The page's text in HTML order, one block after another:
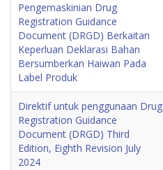
Pengemaskinian Drug
Registration Guidance
Document (DRGD) Berkaitan
Keperluan Deklarasi Bahan
Bersumberkan Haiwan Pada
Label Produk
Direktif untuk penggunaan Drug
Registration Guidance
Document (DRGD) Third
Edition, Eighth Revision July
2024